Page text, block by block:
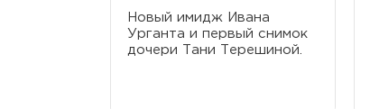
Новый имидж Ивана
Урганта и первый снимок
дочери Тани Терешиной.